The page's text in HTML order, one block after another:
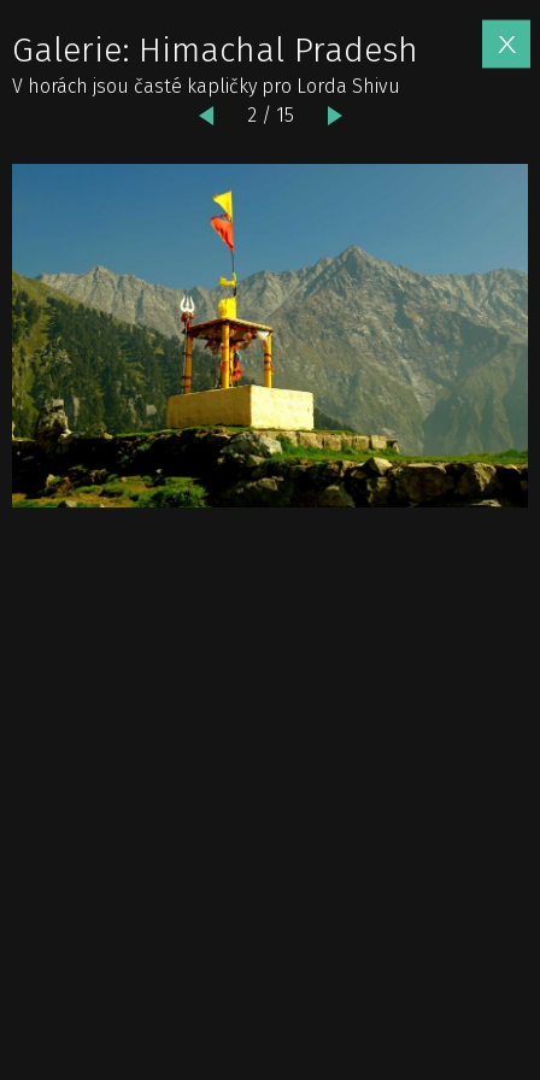
Galerie: Himachal Pradesh
V horách jsou časté kapličky pro Lorda Shivu
2 / 15